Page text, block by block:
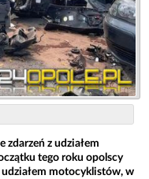
zdarzeń z udziałem
tego roku opolscy
motocyklistów, w